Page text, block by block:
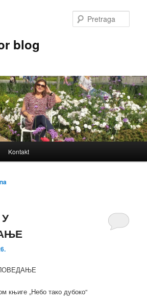
blog
Kontakt
књиге „Небо тако дубоко“